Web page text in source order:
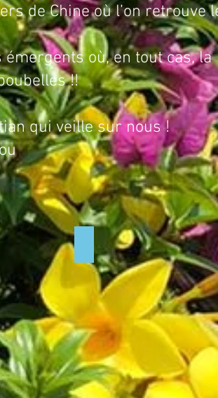
de Chine où l’on retrouve
où, en tout cas, la
!!
qui veille sur nous !
Et la lumière fut...